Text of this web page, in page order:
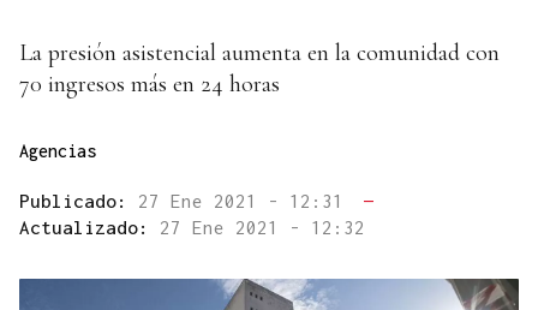
La presión asistencial aumenta en la comunidad con
70 ingresos más en 24 horas
Agencias
Publicado: 27 Ene 2021 - 12:31
—
Actualizado: 27 Ene 2021 - 12:32